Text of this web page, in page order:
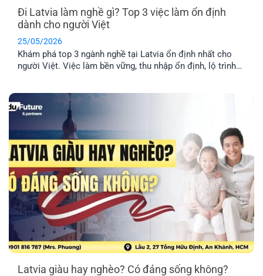
Đi Latvia làm nghề gì? Top 3 việc làm ổn định
dành cho người Việt
25/05/2026
Khám phá top 3 ngành nghề tại Latvia ổn định nhất cho
người Việt. Việc làm bền vững, thu nhập ổn định, lộ trình
Latvia giàu hay nghèo? Có đáng sống không?